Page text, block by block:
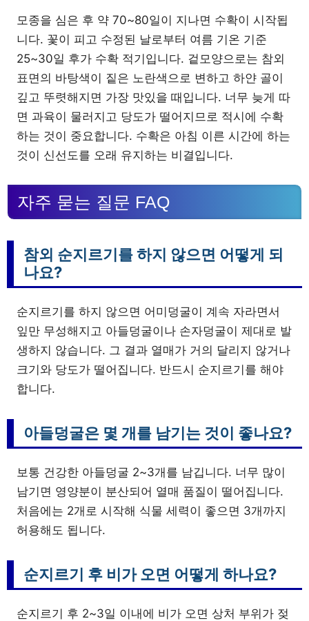
모종을 심은 후 약 70~80일이 지나면 수확이 시작됩
니다. 꽃이 피고 수정된 날로부터 여름 기온 기준
25~30일 후가 수확 적기입니다. 겉모양으로는 참외
표면의 바탕색이 짙은 노란색으로 변하고 하얀 골이
깊고 뚜렷해지면 가장 맛있을 때입니다. 너무 늦게 따
면 과육이 물러지고 당도가 떨어지므로 적시에 수확
하는 것이 중요합니다. 수확은 아침 이른 시간에 하는
것이 신선도를 오래 유지하는 비결입니다.
자주 묻는 질문 FAQ
참외 순지르기를 하지 않으면 어떻게 되
나요?
순지르기를 하지 않으면 어미덩굴이 계속 자라면서
잎만 무성해지고 아들덩굴이나 손자덩굴이 제대로 발
생하지 않습니다. 그 결과 열매가 거의 달리지 않거나
크기와 당도가 떨어집니다. 반드시 순지르기를 해야
합니다.
아들덩굴은 몇 개를 남기는 것이 좋나요?
보통 건강한 아들덩굴 2~3개를 남깁니다. 너무 많이
남기면 영양분이 분산되어 열매 품질이 떨어집니다.
처음에는 2개로 시작해 식물 세력이 좋으면 3개까지
허용해도 됩니다.
순지르기 후 비가 오면 어떻게 하나요?
순지르기 후 2~3일 이내에 비가 오면 상처 부위가 젖